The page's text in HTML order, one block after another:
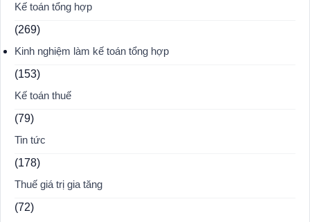
Kế toán tổng hợp
(269)
Kinh nghiệm làm kế toán tổng hợp
(153)
Kế toán thuế
(79)
Tin tức
(178)
Thuế giá trị gia tăng
(72)